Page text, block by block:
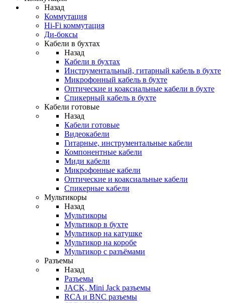
Назад
Коммутация
Hi-Fi коммутация
Ди-боксы
Кабели в бухтах
Назад
Кабели в бухтах
Инструментальный, гитарный кабель в бухте
Микрофонный кабель в бухте
Оптические и коаксиальные кабели в бухте
Спикерный кабель в бухте
Кабели готовые
Назад
Кабели готовые
Видеокабели
Гитарные, инструментальные кабели
Компонентные кабели
Миди кабели
Микрофонные кабели
Оптические и коаксиальные кабели
Спикерные кабели
Мультикоры
Назад
Мультикоры
Мультикор в бухте
Мультикор на катушке
Мультикор на коробе
Мультикор с разъёмами
Разъемы
Назад
Разъемы
JACK, Mini Jack разъемы
RCA и BNC разъемы